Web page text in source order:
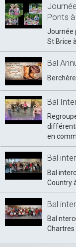
Ponts
Journée
St Brice
Bal
Bal
en
Bal
Bal
Country
Bal
Bal
Chartres